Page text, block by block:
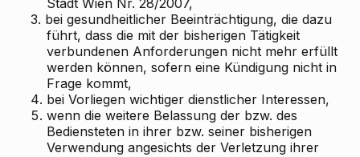
3. bei gesundheitlicher Beeinträchtigung, die dazu
führt, dass die mit der bisherigen Tätigkeit
verbundenen Anforderungen nicht mehr erfüllt
werden können, sofern eine Kündigung nicht in
Frage kommt,
4. bei Vorliegen wichtiger dienstlicher Interessen,
5. wenn die weitere Belassung der bzw. des
Bediensteten in ihrer bzw. seiner bisherigen
Verwendung angesichts der Verletzung ihrer